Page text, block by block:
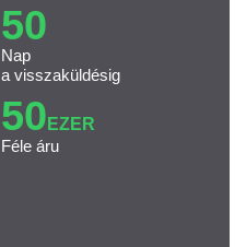
50
Nap
a visszaküldésig
50 EZER
Féle áru